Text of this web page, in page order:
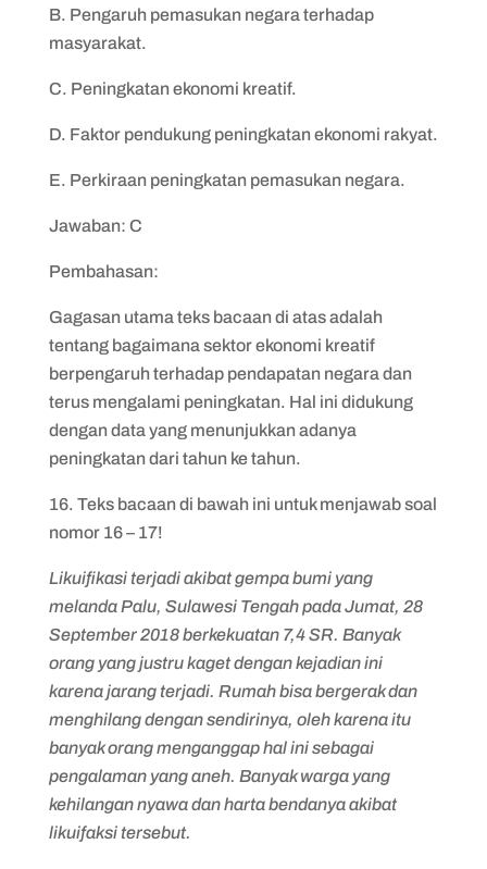
B. Pengaruh pemasukan negara terhadap
masyarakat.
C. Peningkatan ekonomi kreatif.
D. Faktor pendukung peningkatan ekonomi rakyat.
E. Perkiraan peningkatan pemasukan negara.
Jawaban: C
Pembahasan:
Gagasan utama teks bacaan di atas adalah
tentang bagaimana sektor ekonomi kreatif
berpengaruh terhadap pendapatan negara dan
terus mengalami peningkatan. Hal ini didukung
dengan data yang menunjukkan adanya
peningkatan dari tahun ke tahun.
16. Teks bacaan di bawah ini untuk menjawab soal
nomor 16 – 17!
Likuifikasi terjadi akibat gempa bumi yang
melanda Palu, Sulawesi Tengah pada Jumat, 28
September 2018 berkekuatan 7,4 SR. Banyak
orang yang justru kaget dengan kejadian ini
karena jarang terjadi. Rumah bisa bergerak dan
menghilang dengan sendirinya, oleh karena itu
banyak orang menganggap hal ini sebagai
pengalaman yang aneh. Banyak warga yang
kehilangan nyawa dan harta bendanya akibat
likuifaksi tersebut.